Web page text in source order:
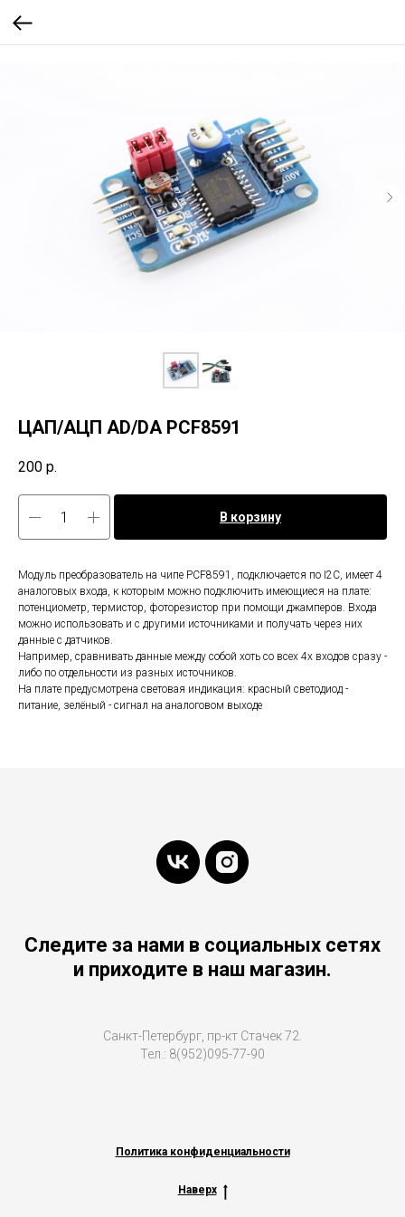
ЦАП/АЦП AD/DA PCF8591
200 р.
В корзину
Модуль преобразователь на чипе PCF8591, подключается по I2C, имеет 4
аналоговых входа, к которым можно подключить имеющиеся на плате:
потенциометр, термистор, фоторезистор при помощи джамперов. Входа
можно использовать и с другими источниками и получать через них
данные с датчиков.
Например, сравнивать данные между собой хоть со всех 4х входов сразу -
либо по отдельности из разных источников.
На плате предусмотрена световая индикация: красный светодиод -
питание, зелёный - сигнал на аналоговом выходе
Следите за нами в социальных сетях
и приходите в наш магазин.
Санкт-Петербург, пр-кт Стачек 72.
Тел.: 8(952)095-77-90
Политика конфиденциальности
Наверх